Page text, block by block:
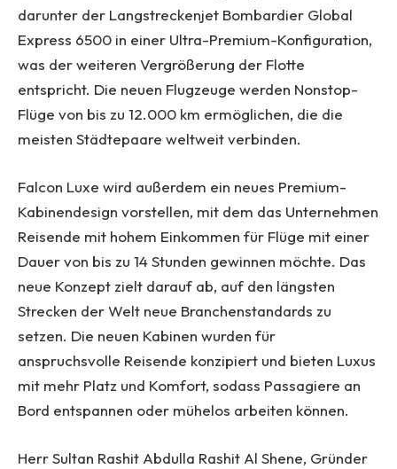
darunter der Langstreckenjet Bombardier Global
Express 6500 in einer Ultra-Premium-Konfiguration,
was der weiteren Vergrößerung der Flotte
entspricht. Die neuen Flugzeuge werden Nonstop-
Flüge von bis zu 12.000 km ermöglichen, die die
meisten Städtepaare weltweit verbinden.
Falcon Luxe wird außerdem ein neues Premium-
Kabinendesign vorstellen, mit dem das Unternehmen
Reisende mit hohem Einkommen für Flüge mit einer
Dauer von bis zu 14 Stunden gewinnen möchte. Das
neue Konzept zielt darauf ab, auf den längsten
Strecken der Welt neue Branchenstandards zu
setzen. Die neuen Kabinen wurden für
anspruchsvolle Reisende konzipiert und bieten Luxus
mit mehr Platz und Komfort, sodass Passagiere an
Bord entspannen oder mühelos arbeiten können.
Herr Sultan Rashit Abdulla Rashit Al Shene, Gründer